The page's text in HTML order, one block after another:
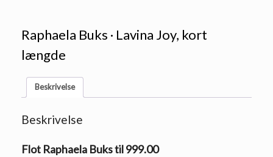
Raphaela Buks · Lavina Joy, kort
længde
Beskrivelse
Beskrivelse
Flot Raphaela Buks til 999.00